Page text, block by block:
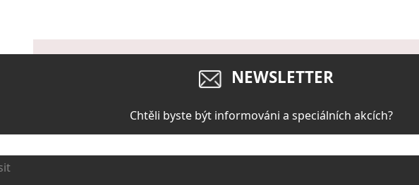
NEWSLETTER
Chtěli byste být informováni a speciálních akcích?